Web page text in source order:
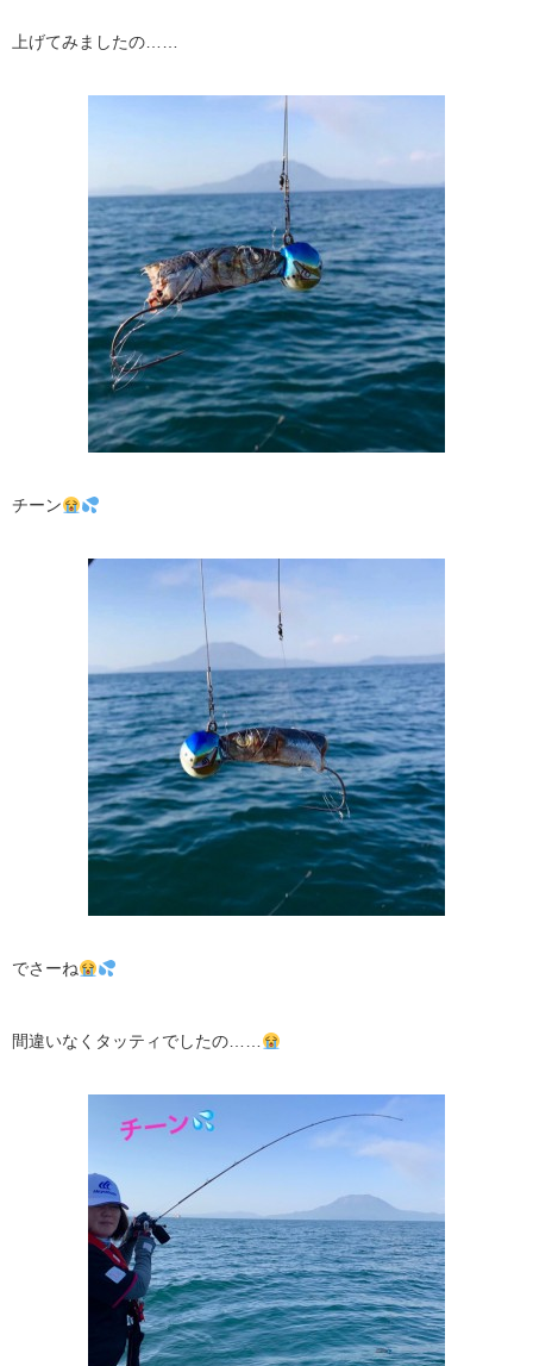
上げてみましたの……
チーン
でさーね
間違いなくタッティでしたの……